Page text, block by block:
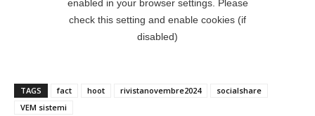
TAGS fact hoot rivistanovembre2024
socialshare
VEM sistemi